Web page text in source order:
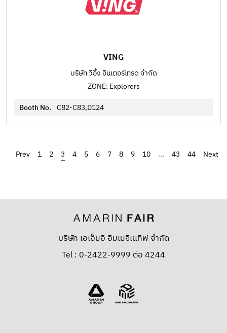
VING
บริษัท วีอิ้ง อินเตอร์เทรด จำกัด
ZONE: Explorers
Booth No. C82-C83,D124
1 2 3 4 5 6 7 8 9 10 ... 43
44
บริษัท เอเอ็มอี อิมเมจิเนทีฟ จำกัด
Tel : 0-2422-9999 ต่อ 4244